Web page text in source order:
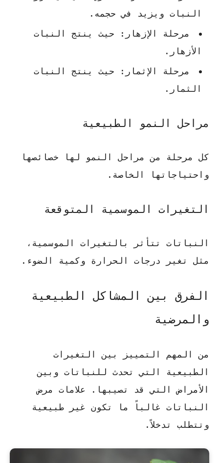
النبات ويزيد في حجمه.
مرحلة الإزهار : حيث ينتج النبات
الأزهار.
مرحلة الإثمار : حيث ينتج النبات
الثمار.
مراحل النمو الطبيعية
كل مرحلة من مراحل النمو لها خصائصها
واحتياجاتها الخاصة.
التغيرات الموسمية المتوقعة
النباتات تتأثر بالتغيرات الموسمية،
مثل تغير درجات الحرارة وكمية الضوء.
الفرق بين المشاكل الطبيعية
والمرضية
من المهم التمييز بين التغيرات
الطبيعية التي تحدث للنباتات وبين
الأمراض التي قد تصيبها. علامات مرض
النباتات غالباً ما تكون غير طبيعية
وتتطلب تدخلاً.